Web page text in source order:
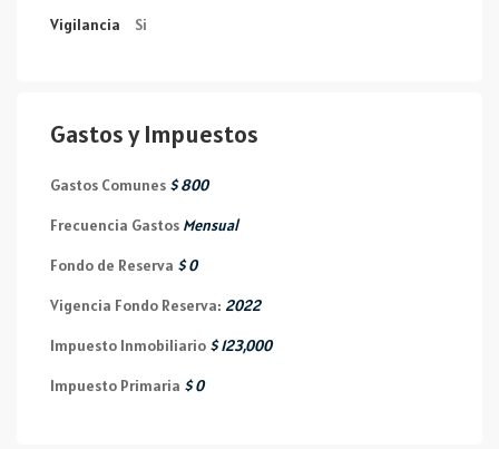
Vigilancia
Si
Gastos y Impuestos
Gastos Comunes $ 800
Frecuencia Gastos Mensual
Fondo de Reserva $ 0
Vigencia Fondo Reserva: 2022
Impuesto Inmobiliario $ 123,000
Impuesto Primaria $ 0